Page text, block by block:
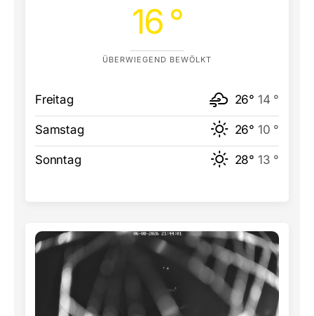
16 °
ÜBERWIEGEND BEWÖLKT
Freitag 26° 14 °
Samstag 26° 10 °
Sonntag 28° 13 °